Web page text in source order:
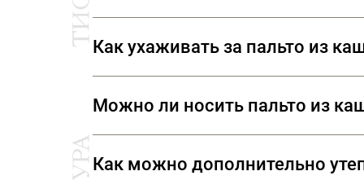
износостойкие. Очень деликатные
свойства некоторых волокон, то
Как ухаживать за пальто из
широких плечиках
защиту от моли.
Можно ли носить пальто из
пальто вместо сумки. В карманах
Как можно дополнительно